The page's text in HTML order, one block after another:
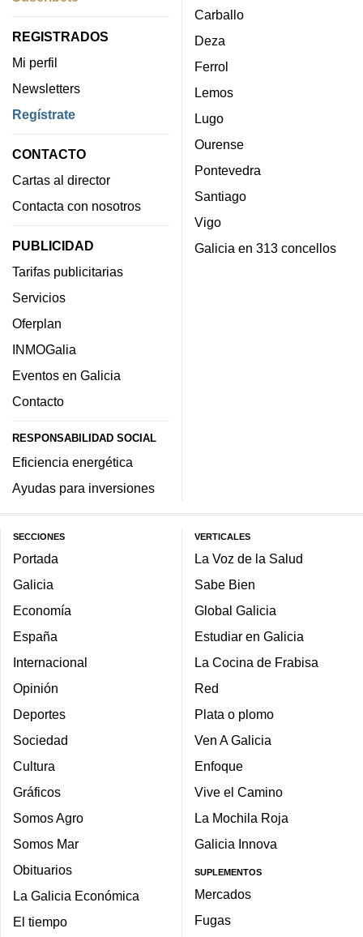
REGISTRADOS
Mi perfil
Newsletters
Regístrate
CONTACTO
Cartas al director
Contacta con nosotros
PUBLICIDAD
Tarifas publicitarias
Servicios
Oferplan
INMOGalia
Eventos en Galicia
Contacto
RESPONSABILIDAD SOCIAL
Eficiencia energética
Ayudas para inversiones
Carballo
Deza
Ferrol
Lemos
Lugo
Ourense
Pontevedra
Santiago
Vigo
Galicia en 313 concellos
SECCIONES
Portada
Galicia
Economía
España
Internacional
Opinión
Deportes
Sociedad
Cultura
Gráficos
Somos Agro
Somos Mar
Obituarios
La Galicia Económica
El tiempo
VERTICALES
La Voz de la Salud
Sabe Bien
Global Galicia
Estudiar en Galicia
La Cocina de Frabisa
Red
Plata o plomo
Ven A Galicia
Enfoque
Vive el Camino
La Mochila Roja
Galicia Innova
SUPLEMENTOS
Mercados
Fugas